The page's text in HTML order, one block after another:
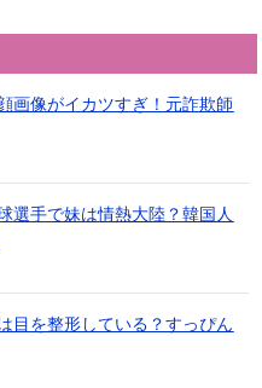
画像がイカツすぎ！元詐欺師
選手で妹は情熱大陸？韓国人
目を整形している？すっぴん